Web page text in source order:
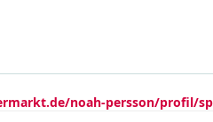
noah-persson/profil/